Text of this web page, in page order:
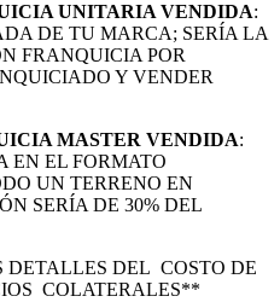
UNITARIA VENDIDA:
DE TU MARCA; SERÍA LA
FRANQUICIA POR
Y VENDER
MASTER VENDIDA:
EN EL FORMATO
UN TERRENO EN
SERÍA DE 30% DEL
DETALLES DEL COSTO DE
COLATERALES**